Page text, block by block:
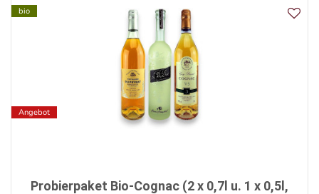
bio
Angebot
Probierpaket Bio-Cognac (2 x 0,7l u. 1 x 0,5l,